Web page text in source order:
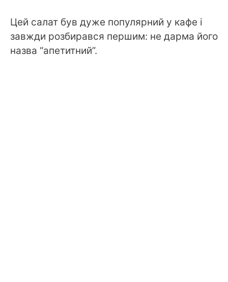
Цей салат був дуже популярний у кафе і
завжди розбирався першим: не дарма його
назва “апетитний”.